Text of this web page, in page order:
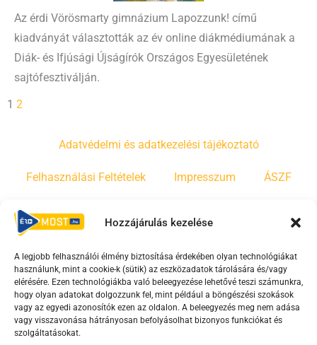
Hozzájárulás kezelése
A legjobb felhasználói élmény biztosítása érdekében olyan technológiákat
használunk, mint a cookie-k (sütik) az eszközadatok tárolására és/vagy
elérésére. Ezen technológiákba való beleegyezése lehetővé teszi számunkra,
hogy olyan adatokat dolgozzunk fel, mint például a böngészési szokások
vagy az egyedi azonosítók ezen az oldalon. A beleegyezés meg nem adása
vagy visszavonása hátrányosan befolyásolhat bizonyos funkciókat és
szolgáltatásokat.
Az érdi Vörösmarty gimnázium Lapozzunk! című
kiadványát választották az év online diákmédiumának a
Diák- és Ifjúsági Újságírók Országos Egyesületének
sajtófesztiválján.
1 2
Adatvédelmi és adatkezelési tájékoztató
Felhasználási Feltételek Impresszum ÁSZF
Irányelvek
F
a
c
e
b
Y
o
u
t
u
T
i
k
t